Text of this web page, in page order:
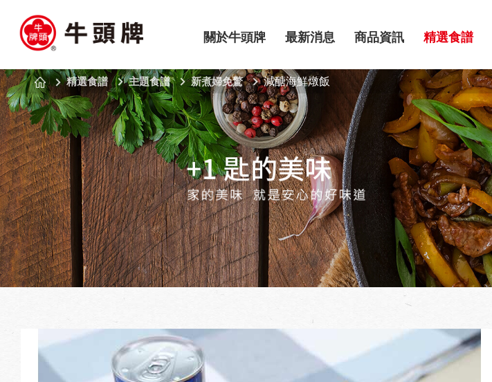
關於牛頭牌 最新消息 商品資訊 精選食譜
精選食譜 主題食譜 新煮婦免驚 減醣海鮮燉飯